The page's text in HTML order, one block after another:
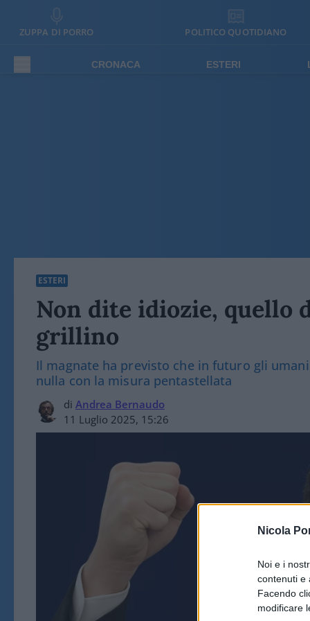
Nicola
Noi e i
contenuti e
Facendo
modificare
ZUPPA DI PORRO POLITICO QUOTIDIANO
CRONACA ESTERI
ESTERI
Non dite idiozie, quello
grillino
Il magnate ha previsto che in futuro gli
nulla con la misura pentastellata
di Andrea Bernaudo
11 Luglio 2025, 15:26